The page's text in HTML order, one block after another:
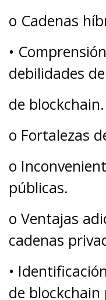
o Cadenas
•
debilidades
de blockchain.
o Fortalezas
o
públicas.
o Ventajas
cadenas
•
de blockchain